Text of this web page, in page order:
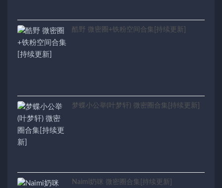
酷野 微密圈+铁粉空间合集[持续更新]
梦蝶小公举(叶梦轩) 微密圈合集[持续更新]
Naimi奶咪 微密圈合集[持续更新]